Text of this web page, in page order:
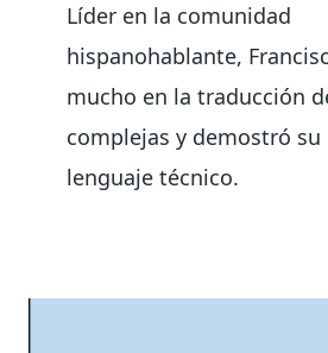
Líder en la comunidad
hispanohablante,
mucho en la traducción
complejas y demostró
lenguaje técnico.